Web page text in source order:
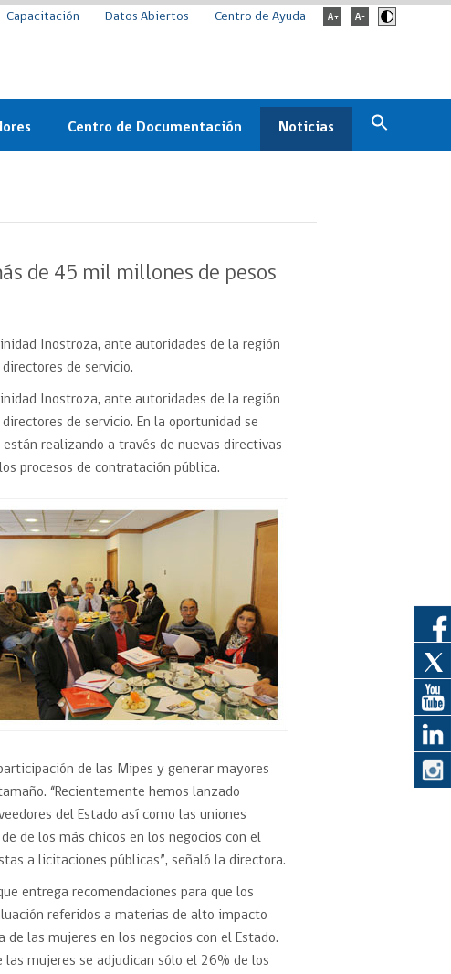
Capacitación Datos Abiertos Centro de Ayuda
proveedor
para obtener el
Mujer
Centro de Documentación Noticias
Archivo de noticias
Boletines
ChileCompra
de 45 mil millones de pesos
Inostroza, ante autoridades de la región
de servicio.
Inostroza, ante autoridades de la región
de servicio. En la oportunidad se
realizando a través de nuevas directivas
procesos de contratación pública.
de las Mipes y generar mayores
“Recientemente hemos lanzado
del Estado así como las uniones
de los más chicos en los negocios con el
a licitaciones públicas”, señaló la directora.
entrega recomendaciones para que los
referidos a materias de alto impacto
las mujeres en los negocios con el Estado.
las mujeres se adjudican sólo el 26% de los